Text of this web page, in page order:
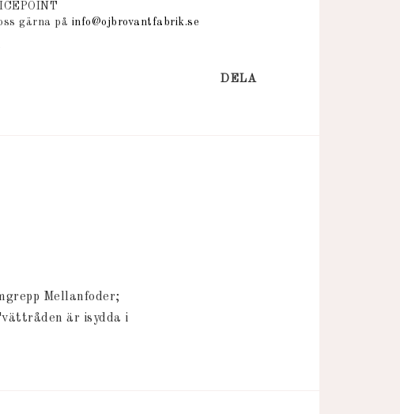
gärna på info@ojbrovantfabrik.se
DELA
Mellanfoder;
är isydda i